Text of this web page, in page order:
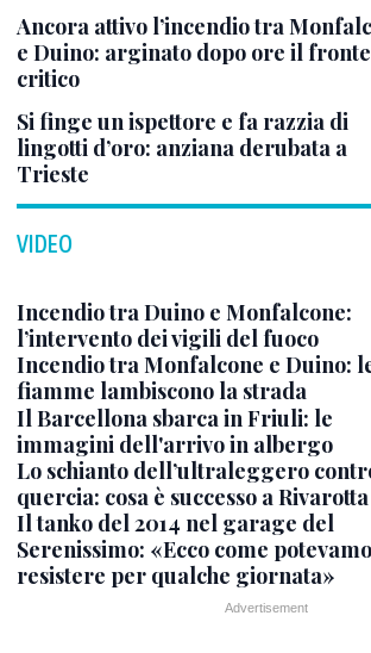
Ancora attivo l’incendio tra
e Duino: arginato dopo ore il
critico
Si finge un ispettore e fa razzia di
lingotti d’oro: anziana derubata a
Trieste
VIDEO
Incendio tra Duino e Monfalcone:
l’intervento dei vigili del fuoco
Incendio tra Monfalcone e Duino:
fiamme lambiscono la strada
Il Barcellona sbarca in Friuli: le
immagini dell'arrivo in albergo
Lo schianto dell’ultraleggero
quercia: cosa è successo a Rivarotta
Il tanko del 2014 nel garage del
Serenissimo: «Ecco come potevamo
resistere per qualche giornata»